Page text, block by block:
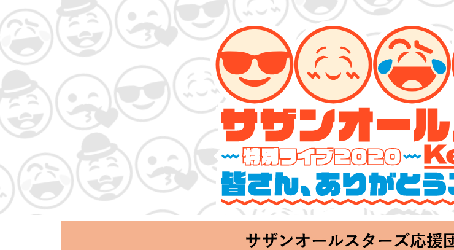
サザンオールスターズ 特別ライブ 2020
「Keep Smilin’～皆さん、ありがとうございます!!～」
2020.06.25 Thu 20:00 Start at 横浜アリーナ